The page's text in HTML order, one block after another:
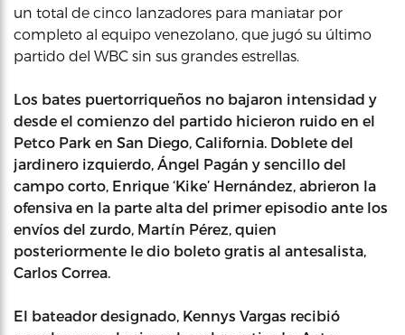
un total de cinco lanzadores para maniatar por
completo al equipo venezolano, que jugó su último
partido del WBC sin sus grandes estrellas.
Los bates puertorriqueños no bajaron intensidad y
desde el comienzo del partido hicieron ruido en el
Petco Park en San Diego, California. Doblete del
jardinero izquierdo, Ángel Pagán y sencillo del
campo corto, Enrique ‘Kike’ Hernández, abrieron la
ofensiva en la parte alta del primer episodio ante los
envíos del zurdo, Martín Pérez, quien
posteriormente le dio boleto gratis al antesalista,
Carlos Correa.
El bateador designado, Kennys Vargas recibió